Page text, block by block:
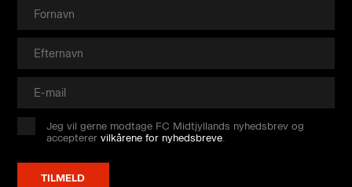
Jeg vil gerne modtage FC Midtjyllands nyhedsbrev og
accepterervilkårene for nyhedsbreve